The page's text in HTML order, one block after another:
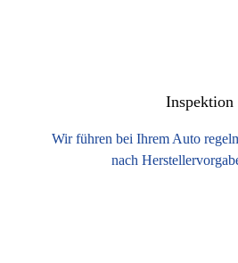
Inspektion
Wir führen bei Ihrem Auto
nach